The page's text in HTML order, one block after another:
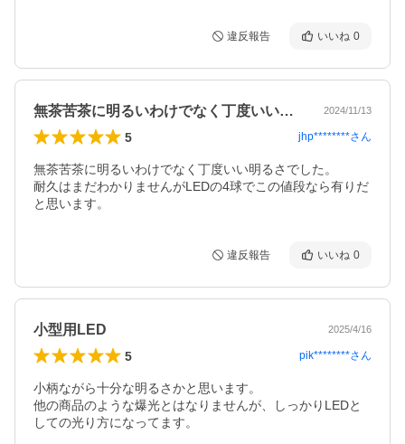
違反報告 いいね 0
無茶苦茶に明るいわけでなく丁度いい明る… 2024/11/13
5 jhp********さん
無茶苦茶に明るいわけでなく丁度いい明るさでした。
耐久はまだわかりませんがLEDの4球でこの値段なら有りだ
と思います。
違反報告 いいね 0
小型用LED 2025/4/16
5 pik********さん
小柄ながら十分な明るさかと思います。
他の商品のような爆光とはなりませんが、しっかりLEDと